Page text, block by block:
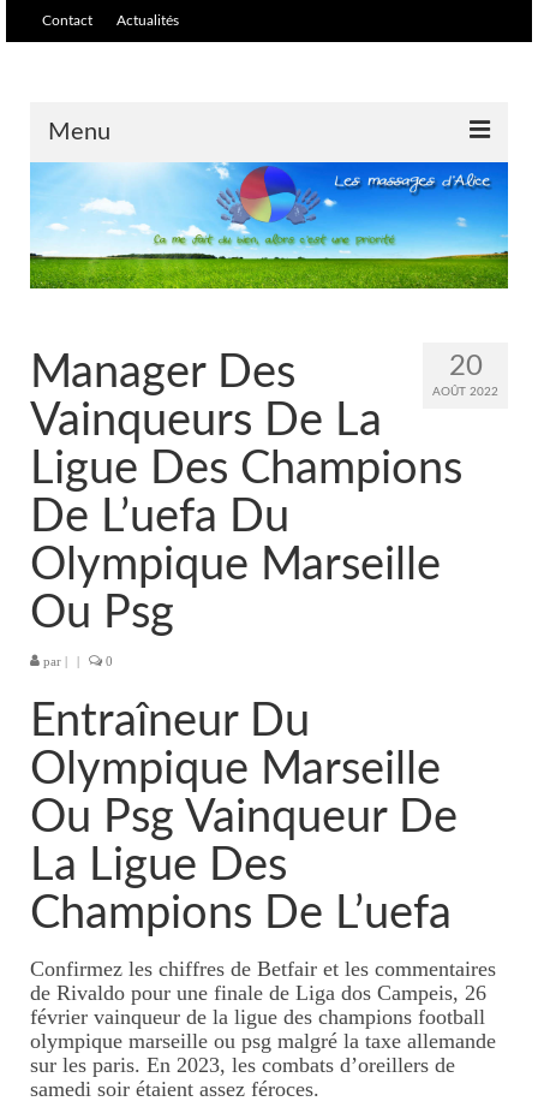
Contact Actualités
Menu
Accueil
Massages /soins
Tarifs
Massage biodynamique et ré-
équilibrant
Massage thaïlandais
Tarifs massages thaïlandais
KOBIDO, lifting naturel du
Tarifs massage
visage/crâne/nuque
Massages duo
Massages à 4 mains
Tarifs 4 mains
Massage femme enceinte
Tarifs massage femme
enceinte
20
AOÛT 2022
Manager Des
Vainqueurs De La
Ligue Des Champions
De L’uefa Du
Olympique Marseille
Ou Psg
par 0
Entraîneur Du
Olympique Marseille
Ou Psg Vainqueur De
La Ligue Des
Champions De L’uefa
Confirmez les chiffres de Betfair et les commentaires
de Rivaldo pour une finale de Liga dos Campeis, 26
février vainqueur de la ligue des champions football
olympique marseille ou psg malgré la taxe allemande
sur les paris. En 2023, les combats d’oreillers de
samedi soir étaient assez féroces.